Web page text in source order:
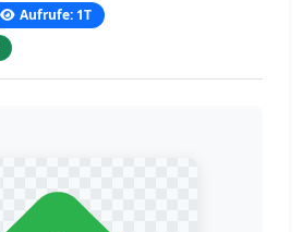
Aufrufe: 1T